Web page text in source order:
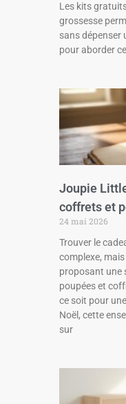
Les kits
grossesse
sans dépenser
pour aborder
Joupie
coffrets et
24 mai 2026
Trouver le
complexe,
proposant une
poupées et
ce soit pour
Noël, cette
sur